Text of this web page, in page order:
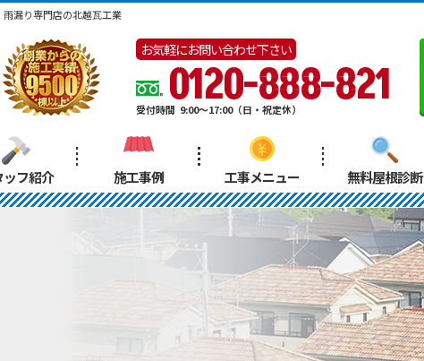
漏り専門店の北越瓦工業
お気軽にお問い合わせ下さい
0120-888-821
受付時間 9:00～17:00（日・祝定休）
フ紹介 施工事例 工事メニュー 無料屋根診断